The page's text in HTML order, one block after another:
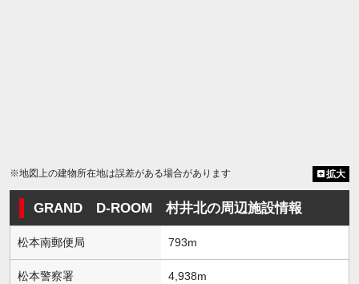
※地図上の建物所在地は誤差がある場合があります 拡大
GRAND D-ROOM 村井北の周辺施設情報
松本南郵便局 793m
松本警察署 4,938m